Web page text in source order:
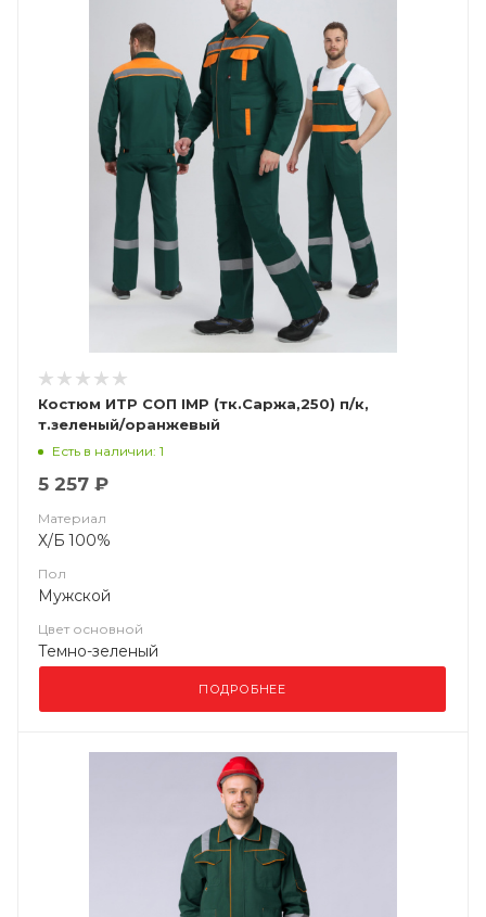
Костюм ИТР СОП IMP (тк.Саржа,250) п/к,
т.зеленый/оранжевый
Есть в наличии: 1
5 257 ₽
Материал
Х/Б 100%
Пол
Мужской
Цвет основной
Темно-зеленый
ПОДРОБНЕЕ